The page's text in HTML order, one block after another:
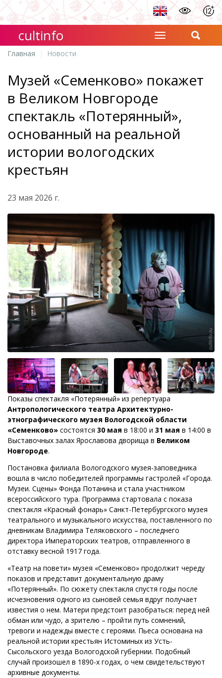
cultinfo
Главная Новости
Музей «Семенково» покажет
в Великом Новгороде
спектакль «Потерянный»,
основанный на реальной
истории вологодских
крестьян
23 мая 2026 г.
Показы спектакля «Потерянный» из репертуара
Антропологического театра Архитектурно-
этнографического музея Вологодской области
«Семенково» состоятся 30 мая в 18:00 и 31 мая в 14:00 в
Выставочных залах Ярославова дворища в Великом
Новгороде.
Постановка филиала Вологодского музея-заповедника
вошла в число победителей программы гастролей «Города.
Музеи. Сцены» Фонда Потанина и стала участником
всероссийского тура. Программа стартовала с показа
спектакля «Красный фонарь» Санкт-Петербургского музея
театрального и музыкального искусства, поставленного по
дневникам Владимира Теляковского – последнего
директора Императорских театров, отправленного в
отставку весной 1917 года.
«Театр на повети» музея «Семенково» продолжит череду
показов и представит документальную драму
«Потерянный». По сюжету спектакля спустя годы после
исчезновения одного из сыновей семья вдруг получает
известия о нем. Матери предстоит разобраться: перед ней
обман или чудо, а зрителю – пройти путь сомнений,
тревоги и надежды вместе с героями. Пьеса основана на
реальной истории крестьян Истоминых из Усть-
Сысольского уезда Вологодской губернии. Подобный
случай произошел в 1890-х годах, о чем свидетельствуют
архивные документы.